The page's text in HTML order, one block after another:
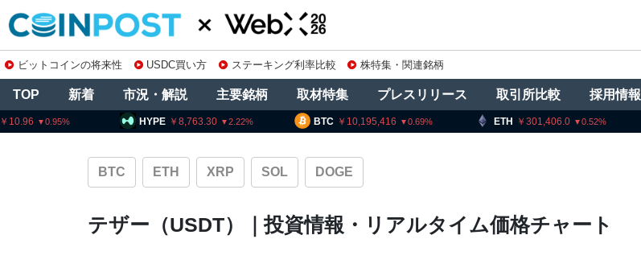
ビットコインの将来性 USDC買い方 ステーキング利率比較 株特集・関連銘柄
TOP 新着 市況・解説 主要銘柄 取材特集 プレスリリース 取引所比較 採用情報
BTC 10,195,416 0.69 ETH 301,406.0 0.52
HYPE 8,763.30 2.22
BTC ETH XRP SOL DOGE
テザー（USDT）｜投資情報・リアルタイム価格チャート